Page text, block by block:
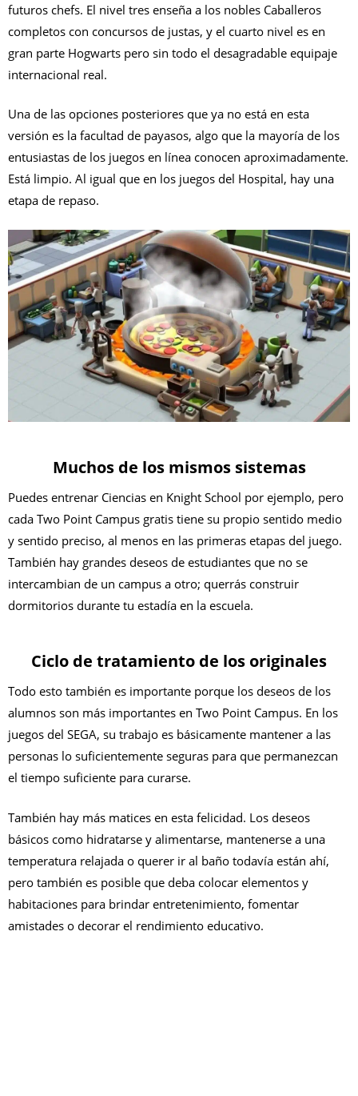
futuros chefs. El nivel tres enseña a los nobles Caballeros
completos con concursos de justas, y el cuarto nivel es en
gran parte Hogwarts pero sin todo el desagradable equipaje
internacional real.
Una de las opciones posteriores que ya no está en esta
versión es la facultad de payasos, algo que la mayoría de los
entusiastas de los juegos en línea conocen aproximadamente.
Está limpio. Al igual que en los juegos del Hospital, hay una
etapa de repaso.
Muchos de los mismos sistemas
Puedes entrenar Ciencias en Knight School por ejemplo, pero
cada Two Point Campus gratis tiene su propio sentido medio
y sentido preciso, al menos en las primeras etapas del juego.
También hay grandes deseos de estudiantes que no se
intercambian de un campus a otro; querrás construir
dormitorios durante tu estadía en la escuela.
Ciclo de tratamiento de los originales
Todo esto también es importante porque los deseos de los
alumnos son más importantes en Two Point Campus. En los
juegos del SEGA, su trabajo es básicamente mantener a las
personas lo suficientemente seguras para que permanezcan
el tiempo suficiente para curarse.
También hay más matices en esta felicidad. Los deseos
básicos como hidratarse y alimentarse, mantenerse a una
temperatura relajada o querer ir al baño todavía están ahí,
pero también es posible que deba colocar elementos y
habitaciones para brindar entretenimiento, fomentar
amistades o decorar el rendimiento educativo.